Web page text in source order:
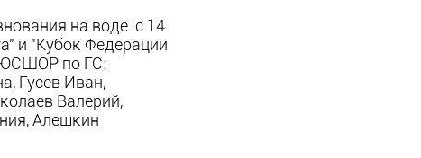
на воде. с 14
и "Кубок Федерации
по ГС:
Гусев Иван,
Валерий,
Алешкин